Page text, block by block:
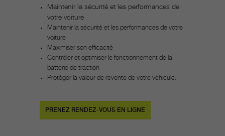
Maintenir la sécurité et les performances de
votre voiture
Maintenir la sécurité et les performances de votre
voiture
Maximiser son efficacité
Contrôler et optimiser le fonctionnement de la
batterie de traction
Protéger la valeur de revente de votre véhicule.
PRENEZ RENDEZ-VOUS EN LIGNE